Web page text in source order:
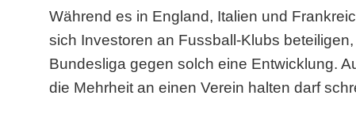
Während es in England, Italien und
sich Investoren an Fussball-Klubs
Bundesliga gegen solch eine Entwicklung.
die Mehrheit an einen Verein halten darf